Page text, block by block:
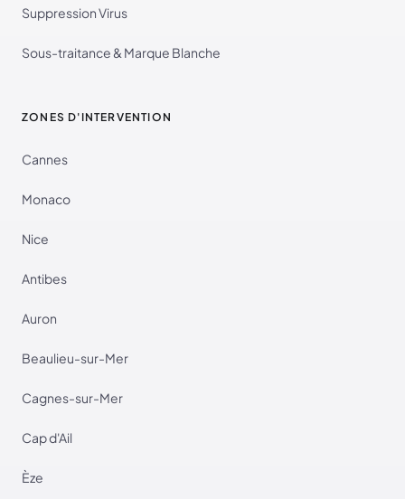
Suppression Virus
Sous-traitance & Marque Blanche
ZONES D'INTERVENTION
Cannes
Monaco
Nice
Antibes
Auron
Beaulieu-sur-Mer
Cagnes-sur-Mer
Cap d'Ail
Èze